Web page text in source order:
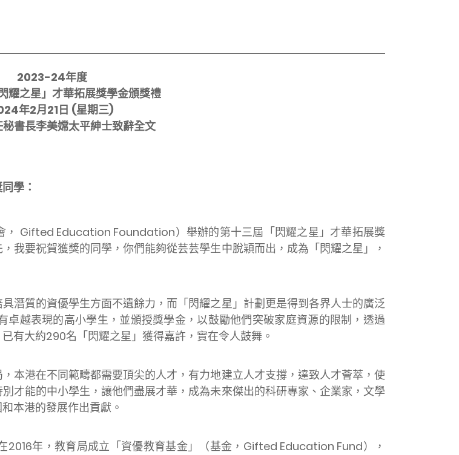
2023-24年度
耀之星」才華拓展獎學金頒獎禮
年2月21日 (星期三)
書長李美嫦太平紳士致辭全文
學：
Gifted Education Foundation）舉辦的第十三屆「閃耀之星」才華拓展獎
我要祝賀獲獎的同學，你們能夠從芸芸學生中脫穎而出，成為「閃耀之星」，
質的資優學生方面不遺餘力，而「閃耀之星」計劃更是得到各界人士的廣泛
越表現的高小學生，並頒授獎學金，以鼓勵他們突破家庭資源的限制，透過
有大約290名「閃耀之星」獲得嘉許，實在令人鼓舞。
港在不同範疇都需要頂尖的人才，有力地建立人才支撐，達致人才薈萃，使
才能的中小學生，讓他們盡展才華，成為未來傑出的科研專家、企業家，文學
本港的發展作出貢獻。
年，教育局成立「資優教育基金」（基金，Gifted Education Fund），